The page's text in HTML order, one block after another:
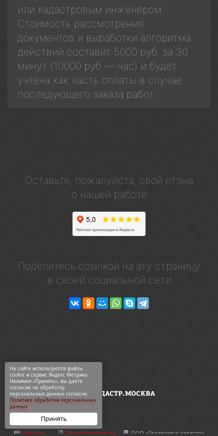
или кадастровым инженером.
Стоимость рассмотрения
документов и выработки алгоритма
действий составит 5000 руб. за 30
минут (10000 руб — час) и будет
учтена как часть оплаты в случае
последующего заказа работ.
Оставьте, пожалуйста, свой отзыв
о нашей работе
Поделитесь ссылкой на эту страницу
в своей социальной сети
Новости Политика конф-ти ООО «Геодезия и кадастр»
На сайте используются файлы
cookie и сервис Яндекс Метрика.
Нажимая «Принять», вы даёте
согласие на обработку
персональных данных согласно
Политике обработки персональных
данных.
Принять